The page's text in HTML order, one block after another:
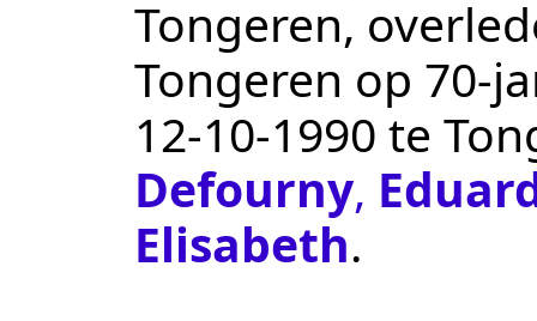
Tongeren,
Tongeren op 70-
12‑10‑1990 te
Defourny,
Elisabeth.